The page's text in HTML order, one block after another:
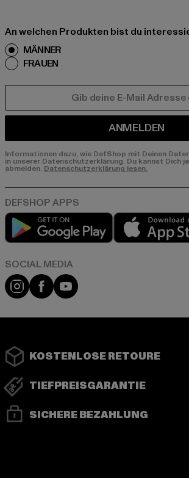
An welchen Produkten bist du
MÄNNER
FRAUEN
ANMELDEN
Informationen dazu, wie DefShop mit Deinen
in unserer Datenschutzerklärung. Du kannst Dich
abmelden. Datenschutzerklärung lesen.
Play market
Instagram
FacebookYouTube
KOSTENLOSE RETOURE
TIEFPREISGARANTIE
SICHERE BEZAHLUNG